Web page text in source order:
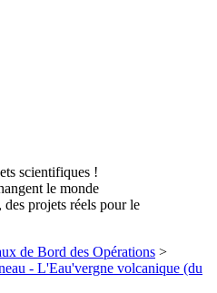
scientifiques !
le monde
projets réels pour le
de Bord des Opérations >
- L'Eau'vergne volcanique (du